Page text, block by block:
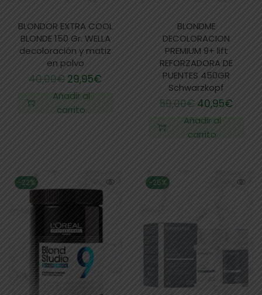
BLONDOR EXTRA COOL
BLONDE 150 Gr. WELLA
decoloración y matiz
en polvo
40,00€29,95€
Añadir al
carrito
BLONDME
DECOLORACION
PREMIUM 9+ lift
REFORZADORA DE
PUENTES 450GR
Schwarzkopf
59,00€ 40,95€
Añadir al
carrito
-22% -25%